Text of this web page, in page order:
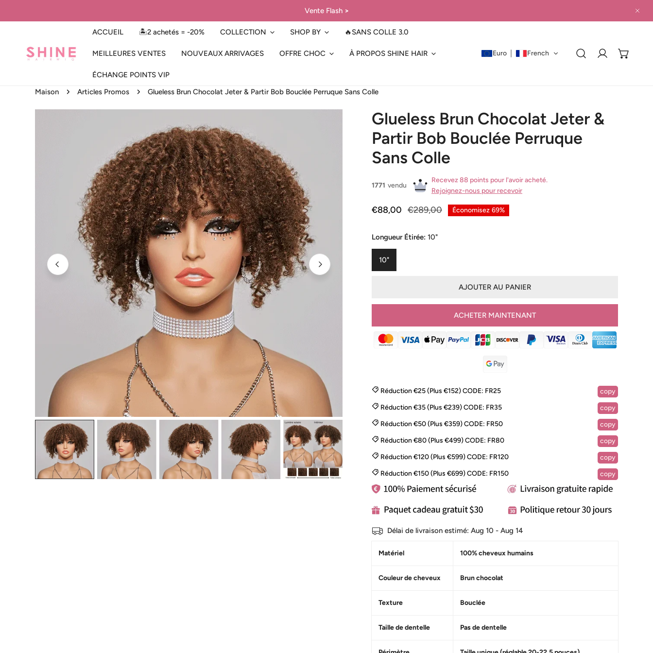
Vente Flash>
ACCUEIL
🏝️2 achetés = -20% COLLECTION SHOP BY 🔥SANS COLLE 3.0
MEILLEURES VENTES NOUVEAUX ARRIVAGES OFFRE CHOC À PROPOS SHINE HAIR
ÉCHANGE POINTS VIP
Euro French
Connexion
Maison Articles Promos Glueless Brun Chocolat Jeter & Partir Bob Bouclée Perruque Sans Colle
OUVRIR LE MÉDIA DANS LA VUE GALERIE OUVRIR LE MÉDIA DANS LA VUE GALERIE
Glueless Brun Chocolat Jeter &
Partir Bob Bouclée Perruque
Sans Colle
1771 vendu
Recevez 88 points pour l'avoir acheté.
Rejoignez-nous pour recevoir
Prix
vente
€88,00
Prix
€289,00 Économisez 69%
Longueur Étirée: 10"
10"
AJOUTER AU PANIER
ACHETER MAINTENANT
Réduction €25 (Plus €152)CODE: FR25
copy
Réduction €35 (Plus €239)CODE: FR35
copy
Réduction €50 (Plus €359)CODE: FR50
copy
Réduction €80 (Plus €499)CODE: FR80
copy
Réduction €120 (Plus €599)CODE: FR120
copy
Réduction €150 (Plus €699)CODE: FR150 copy
Délai de livraison estimé: Aug 10 - Aug 14
Matériel 100% cheveux humains
Couleur de cheveux Brun chocolat
Texture Bouclée
Taille de dentelle Pas de dentelle